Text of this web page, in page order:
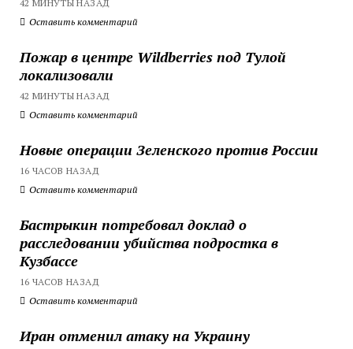
42 МИНУТЫ НАЗАД
Оставить комментарий
Пожар в центре Wildberries под Тулой
локализовали
42 МИНУТЫ НАЗАД
Оставить комментарий
Новые операции Зеленского против России
16 ЧАСОВ НАЗАД
Оставить комментарий
Бастрыкин потребовал доклад о
расследовании убийства подростка в
Кузбассе
16 ЧАСОВ НАЗАД
Оставить комментарий
Иран отменил атаку на Украину